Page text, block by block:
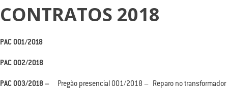
CONTRATOS 2018
PAC 001/2018
PAC 002/2018
PAC 003/2018 – Pregão presencial 001/2018 – Reparo no transformador